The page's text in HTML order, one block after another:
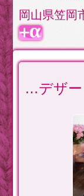
岡山県笠岡
…デザー